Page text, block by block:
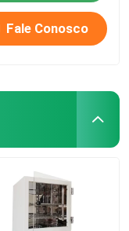
Fale Conosco